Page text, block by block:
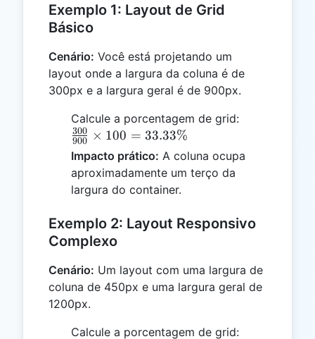
Exemplo 1: Layout de Grid
Básico
Cenário: Você está projetando um
layout onde a largura da coluna é de
300px e a largura geral é de 900px.
Calcule a porcentagem de grid:
\times 100
900
300 × 100 = 33.33%
Impacto prático: A coluna ocupa
aproximadamente um terço da
largura do container.
Exemplo 2: Layout Responsivo
Complexo
Cenário: Um layout com uma largura de
coluna de 450px e uma largura geral de
1200px.
Calcule a porcentagem de grid: